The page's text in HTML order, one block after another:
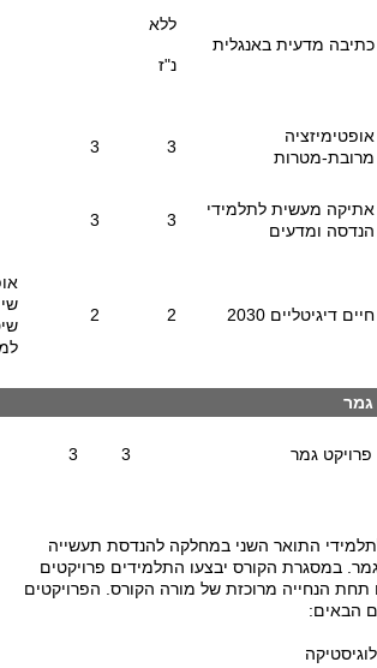
כתיבה מדעית באנגלית
ללא
נ"ז
אופטימיזציה
מרובת-מטרות
3
3
אתיקה מעשית לתלמידי
הנדסה ומדעים
3
3
חיים דיגיטליים 2030 2
2
גמר
פרויקט גמר 3
3
התואר השני במחלקה להנדסת תעשייה
במסגרת הקורס יבצעו התלמידים פרויקטים
תחת הנחייה מרוכזת של מורה הקורס. הפרויקטים
הבאים: